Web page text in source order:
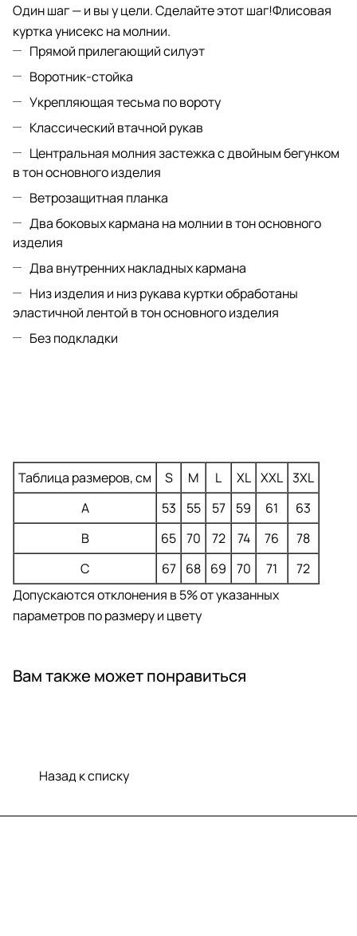
Один шаг — и вы у цели. Сделайте этот шаг!Флисовая
куртка унисекс на молнии.
Прямой прилегающий силуэт
Воротник-стойка
Укрепляющая тесьма по вороту
Классический втачной рукав
Центральная молния застежка с двойным бегунком
в тон основного изделия
Ветрозащитная планка
Два боковых кармана на молнии в тон основного
изделия
Два внутренних накладных кармана
Низ изделия и низ рукава куртки обработаны
эластичной лентой в тон основного изделия
Без подкладки
Таблица размеров, см S M L XL XXL 3XL
A
53 55 57 59 61
63
B
65 70 72 74 76
78
C
67 68 69 70 71
72
Допускаются отклонения в 5% от указанных
параметров по размеру и цвету
Вам также может понравиться
Назад к списку